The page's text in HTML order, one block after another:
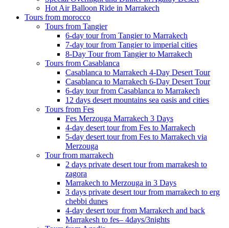
Hot Air Balloon Ride in Marrakech
Tours from morocco
Tours from Tangier
6-day tour from Tangier to Marrakech
7-day tour from Tangier to imperial cities
8-Day Tour from Tangier to Marrakech
Tours from Casablanca
Casablanca to Marrakech 4-Day Desert Tour
Casablanca to Marrakech 6-Day Desert Tour
6-day tour from Casablanca to Marrakech
12 days desert mountains sea oasis and cities
Tours from Fes
Fes Merzouga Marrakech 3 Days
4-day desert tour from Fes to Marrakech
5-day desert tour from Fes to Marrakech via
Merzouga
Tour from marrakech
2 days private desert tour from marrakesh to
zagora
Marrakech to Merzouga in 3 Days
3 days private desert tour from marrakech to erg
chebbi dunes
4-day desert tour from Marrakech and back
Marrakesh to fes– 4days/3nights